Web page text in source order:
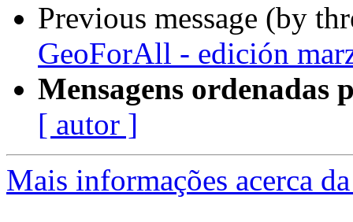
Previous message (by
GeoForAll - edición
Mensagens ordenadas
[ autor ]
Mais informações acerca